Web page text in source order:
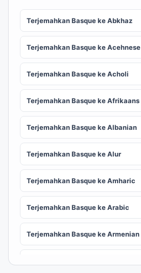
Terjemahkan Basque ke Abkhaz
Terjemahkan Basque ke Acehnese
Terjemahkan Basque ke Acholi
Terjemahkan Basque ke Afrikaans
Terjemahkan Basque ke Albanian
Terjemahkan Basque ke Alur
Terjemahkan Basque ke Amharic
Terjemahkan Basque ke Arabic
Terjemahkan Basque ke Armenian